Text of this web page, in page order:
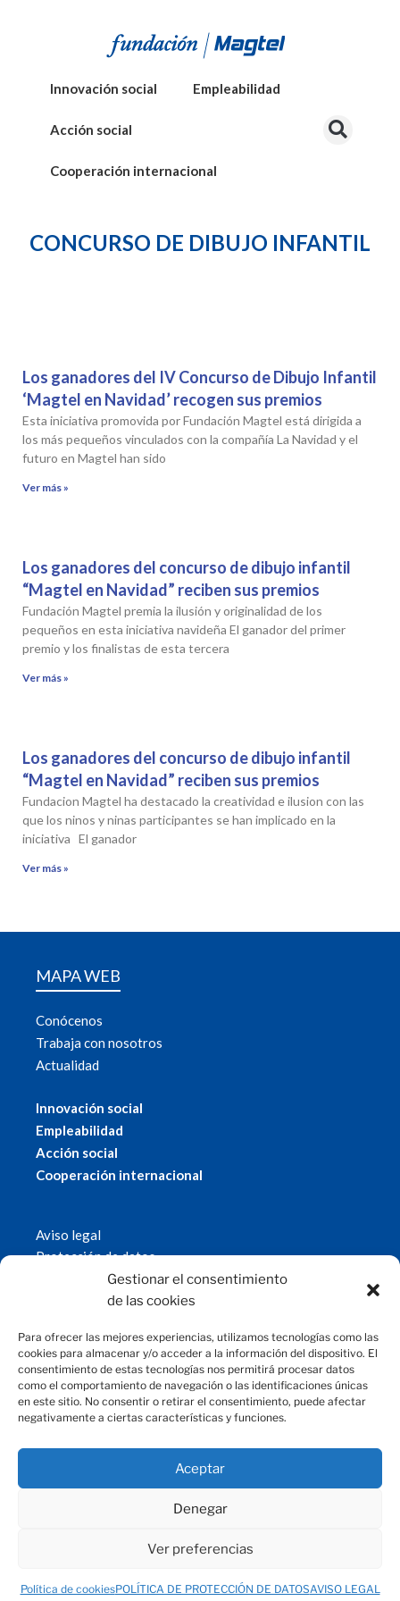
Gestionar el consentimiento
de las cookies
Para ofrecer las mejores experiencias, utilizamos tecnologías como las
cookies para almacenar y/o acceder a la información del dispositivo. El
consentimiento de estas tecnologías nos permitirá procesar datos
como el comportamiento de navegación o las identificaciones únicas
en este sitio. No consentir o retirar el consentimiento, puede afectar
negativamente a ciertas características y funciones.
Aceptar
Denegar
Ver preferencias
Política de cookiesPOLÍTICA DE PROTECCIÓN DE DATOSAVISO LEGAL
Innovación social Empleabilidad
Acción social
Cooperación internacional
CONCURSO DE DIBUJO INFANTIL
Los ganadores del IV Concurso de Dibujo Infantil
‘Magtel en Navidad’ recogen sus premios
Esta iniciativa promovida por Fundación Magtel está dirigida a
los más pequeños vinculados con la compañía La Navidad y el
futuro en Magtel han sido
Ver más »
Los ganadores del concurso de dibujo infantil
“Magtel en Navidad” reciben sus premios
Fundación Magtel premia la ilusión y originalidad de los
pequeños en esta iniciativa navideña El ganador del primer
premio y los finalistas de esta tercera
Ver más »
Los ganadores del concurso de dibujo infantil
“Magtel en Navidad” reciben sus premios
Fundacion Magtel ha destacado la creatividad e ilusion con las
que los ninos y ninas participantes se han implicado en la
iniciativa El ganador
Ver más »
MAPA WEB
Conócenos
Trabaja con nosotros
Actualidad
Innovación social
Empleabilidad
Acción social
Cooperación internacional
Aviso legal
Protección de datos
Política de cookies
© 2019 Fundación Magtel.
CONTACTO
fundacion@magtel.es
Parque Empresarial Las Quemadas
C/Gabriel Ramos Bejarano, 114
14014 Córdoba